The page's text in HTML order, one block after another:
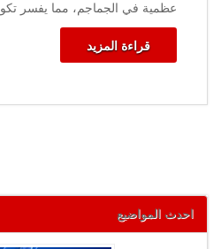
عظمية في الجماجم، مما يفسر
قراءة المزيد
احدث المواضيع